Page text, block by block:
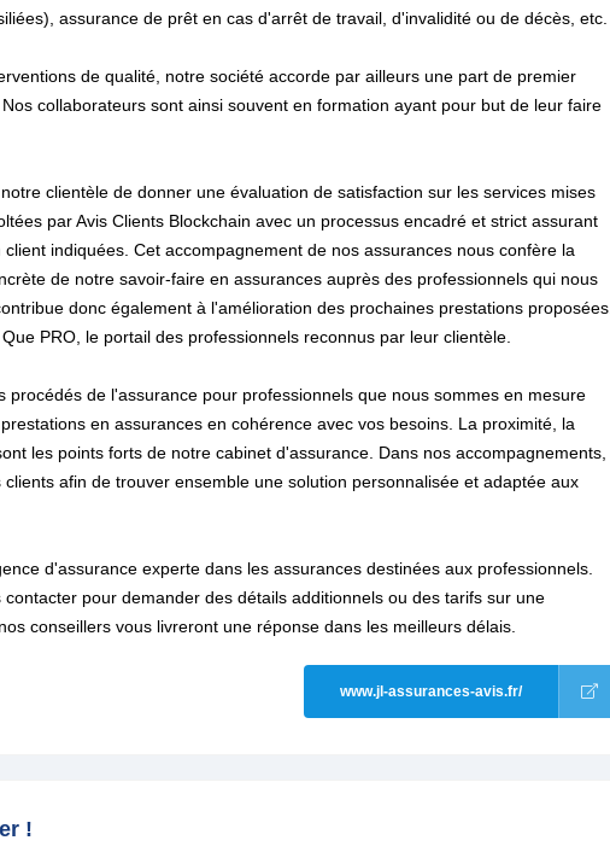
assurance de prêt en cas d'arrêt de travail, d'invalidité ou de décès, etc.
de qualité, notre société accorde par ailleurs une part de premier
collaborateurs sont ainsi souvent en formation ayant pour but de leur faire
clientèle de donner une évaluation de satisfaction sur les services mises
par Avis Clients Blockchain avec un processus encadré et strict assurant
indiquées. Cet accompagnement de nos assurances nous confère la
de notre savoir-faire en assurances auprès des professionnels qui nous
donc également à l'amélioration des prochaines prestations proposées.
PRO, le portail des professionnels reconnus par leur clientèle.
procédés de l'assurance pour professionnels que nous sommes en mesure
en assurances en cohérence avec vos besoins. La proximité, la
les points forts de notre cabinet d'assurance. Dans nos accompagnements,
afin de trouver ensemble une solution personnalisée et adaptée aux
d'assurance experte dans les assurances destinées aux professionnels.
pour demander des détails additionnels ou des tarifs sur une
conseillers vous livreront une réponse dans les meilleurs délais.
www.jl-assurances-avis.fr/
!